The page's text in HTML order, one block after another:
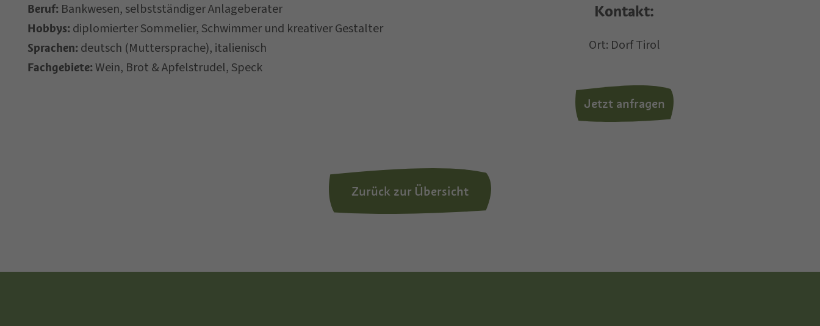
Beruf:Bankwesen, selbstständiger Anlageberater
Hobbys:diplomierter Sommelier, Schwimmer und kreativer Gestalter
Sprachen:deutsch (Muttersprache), italienisch
Fachgebiete:Wein, Brot & Apfelstrudel, Speck
Kontakt:
Ort: Dorf Tirol
Jetzt anfragen
Zurück zur Übersicht
Ich habe dieDatenschutzbestimmungen
Verarbeitung meiner personenbezogenen Daten durch den Verantwortlichen zu.